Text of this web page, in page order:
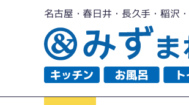
名古屋・春日井・長久手・稲沢